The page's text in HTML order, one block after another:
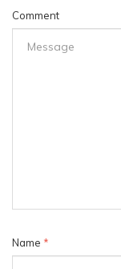
Comment
Name *